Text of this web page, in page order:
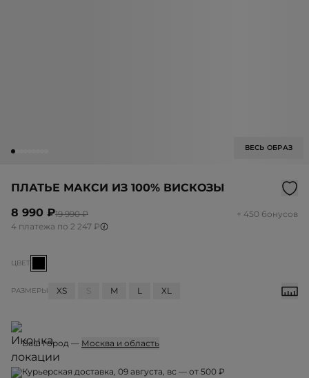
ВЕСЬ ОБРАЗ
ПЛАТЬЕ МАКСИ ИЗ 100% ВИСКОЗЫ
8 990 ₽19 990 ₽
+ 450 бонусов
4 платежа по 2 247 ₽
ЦВЕТ
РАЗМЕРЫ XS M L XL
Ваш город — Москва и область
Курьерская доставка, 09 августа, вс — от 500 ₽